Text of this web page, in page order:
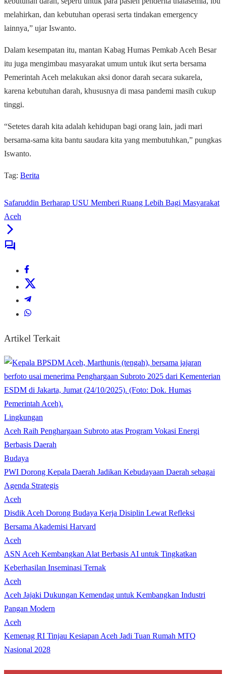
melahirkan, dan kebutuhan operasi serta tindakan emergency
lainnya,” ujar Iswanto.
Dalam kesempatan itu, mantan Kabag Humas Pemkab Aceh Besar
itu juga mengimbau masyarakat umum untuk ikut serta bersama
Pemerintah Aceh melakukan aksi donor darah secara sukarela,
karena kebutuhan darah, khususnya di masa pandemi masih cukup
tinggi.
“Setetes darah kita adalah kehidupan bagi orang lain, jadi mari
bersama-sama kita bantu saudara kita yang membutuhkan,” pungkas
Iswanto.
Tag: Berita
Safaruddin Berharap USU Memberi Ruang Lebih Bagi Masyarakat
Aceh
Artikel Terkait
Lingkungan
Aceh Raih Penghargaan Subroto atas Program Vokasi Energi
Berbasis Daerah
Budaya
PWI Dorong Kepala Daerah Jadikan Kebudayaan Daerah sebagai
Agenda Strategis
Aceh
Disdik Aceh Dorong Budaya Kerja Disiplin Lewat Refleksi
Bersama Akademisi Harvard
Aceh
ASN Aceh Kembangkan Alat Berbasis AI untuk Tingkatkan
Keberhasilan Inseminasi Ternak
Aceh
Aceh Jajaki Dukungan Kemendag untuk Kembangkan Industri
Pangan Modern
Aceh
Kemenag RI Tinjau Kesiapan Aceh Jadi Tuan Rumah MTQ
Nasional 2028